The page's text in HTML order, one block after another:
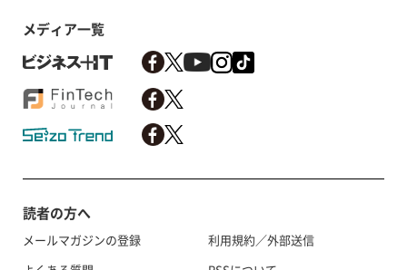
メディア一覧
読者の方へ
メールマガジンの登録
利用規約／外部送信